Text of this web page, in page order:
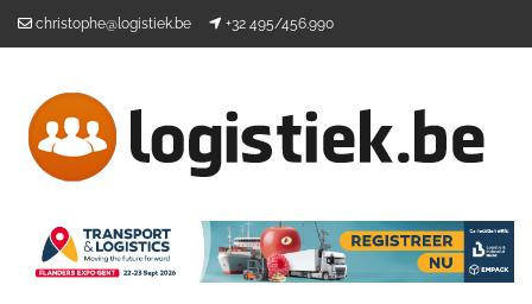
christophe@logistiek.be +32 495/456.990